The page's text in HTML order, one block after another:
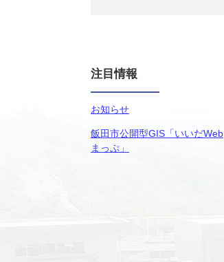
注目情報
お知らせ
飯田市公開型GIS「いいだWeb
まっぷ」